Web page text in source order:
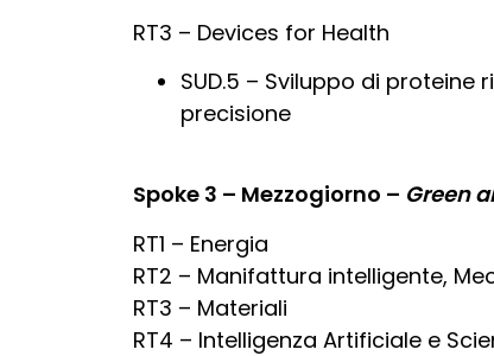
RT3 – Devices for Health
SUD.5 – Sviluppo di
precisione
Spoke 3 – Mezzogiorno – Green
RT1 – Energia
RT2 – Manifattura intelligente,
RT3 – Materiali
RT4 – Intelligenza Artificiale e